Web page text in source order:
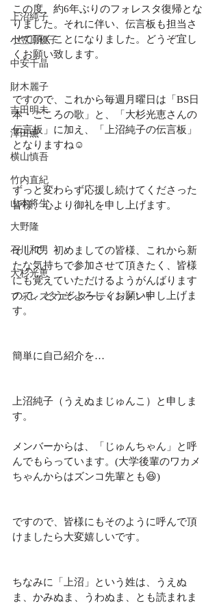
上沼純子
小笠原優子
中安千晶
財木麗子
吉田明未
澤田薫
横山慎吾
竹内直紀
山本将生
大野隆
石川和男
大杉光恵
フォレスタエンターテインメント
この度、約6年ぶりのフォレスタ復帰とな
りました。それに伴い、伝言板も担当さ
せて頂くことになりました。どうぞ宜し
くお願い致します。
ですので、これから毎週月曜日は「BS日
本・こころの歌」と、「大杉光恵さんの
伝言板」に加え、「上沼純子の伝言板」
となりますね☺️
ずっと変わらず応援し続けてくださった
皆様、心より御礼を申し上げます。
そして、初めましての皆様、これから新
たな気持ちで参加させて頂きたく、皆様
にも覚えていただけるようがんばります
ので、どうぞよろしくお願い申し上げま
す。
簡単に自己紹介を…
上沼純子（うえぬまじゅんこ）と申しま
す。
メンバーからは、「じゅんちゃん」と呼
んでもらっています。(大学後輩のワカメ
ちゃんからはズンコ先輩とも😆)
ですので、皆様にもそのように呼んで頂
けましたら大変嬉しいです。
ちなみに「上沼」という姓は、うえぬ
ま、かみぬま、うわぬま、とも読まれま